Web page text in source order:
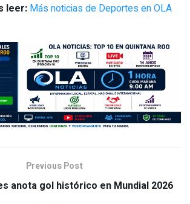
leer: Más noticias de Deportes en OLA
Previous Post
anota gol histórico en Mundial 2026